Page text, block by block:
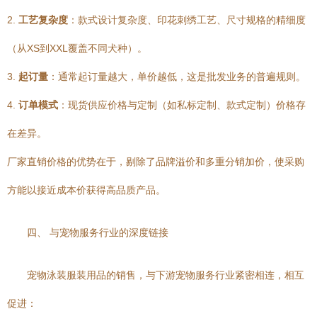
2. 工艺复杂度 ：款式设计复杂度、印花刺绣工艺、尺寸规格的精细度
（从XS到XXL覆盖不同犬种）。
3. 起订量 ：通常起订量越大，单价越低，这是批发业务的普遍规则。
4. 订单模式 ：现货供应价格与定制（如私标定制、款式定制）价格存
在差异。
厂家直销价格的优势在于，剔除了品牌溢价和多重分销加价，使采购
方能以接近成本价获得高品质产品。
四、 与宠物服务行业的深度链接
宠物泳装服装用品的销售，与下游宠物服务行业紧密相连，相互
促进：